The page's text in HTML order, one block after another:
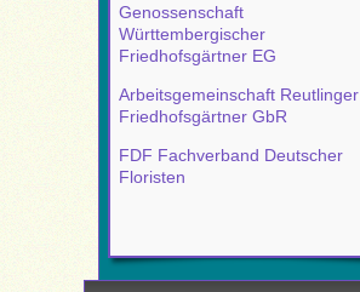
Genossenschaft
Württembergischer
Friedhofsgärtner EG
Arbeitsgemeinschaft Reutlinger
Friedhofsgärtner GbR
FDF Fachverband Deutscher
Floristen